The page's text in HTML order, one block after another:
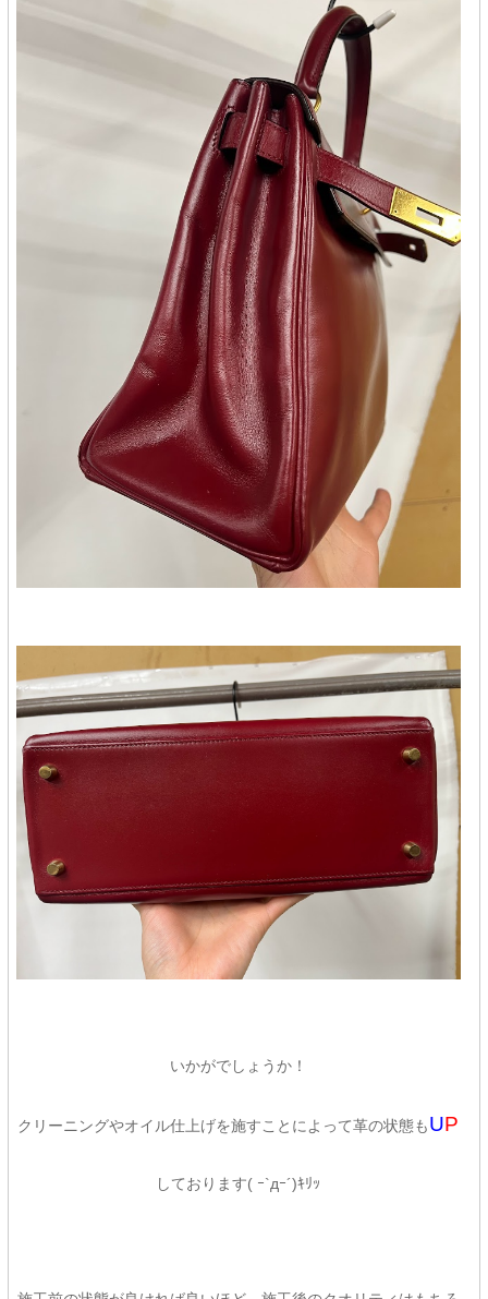
いかがでしょうか！
クリーニングやオイル仕上げを施すことによって革の状態もUP
しております( ｰ`дｰ´)ｷﾘｯ